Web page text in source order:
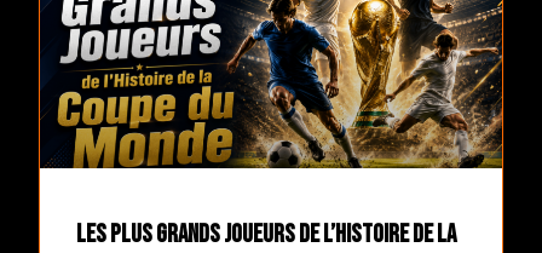
Les Plus Grands Joueurs de l’Histoire de la